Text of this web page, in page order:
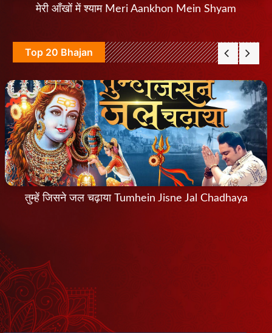
मेरी आँखों में श्याम Meri Aankhon Mein Shyam
Top 20 Bhajan
तुम्हें जिसने जल चढ़ाया Tumhein Jisne Jal Chadhaya